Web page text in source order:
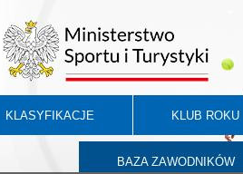
KLASYFIKACJE KLUB ROKU
BAZA ZAWODNIKÓW